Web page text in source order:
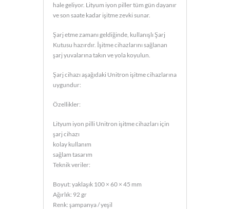
hale geliyor. Lityum iyon piller tüm gün dayanır
ve son saate kadar işitme zevki sunar.
Şarj etme zamanı geldiğinde, kullanışlı Şarj
Kutusu hazırdır. İşitme cihazlarını sağlanan
şarj yuvalarına takın ve yola koyulun.
Şarj cihazı aşağıdaki Unitron işitme cihazlarına
uygundur:
Özellikler:
Lityum iyon pilli Unitron işitme cihazları için
şarj cihazı
kolay kullanım
sağlam tasarım
Teknik veriler:
Boyut: yaklaşık 100 × 60 × 45 mm
Ağırlık: 92 gr
Renk: şampanya / yeşil